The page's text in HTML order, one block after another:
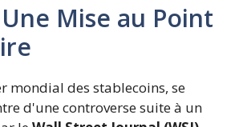
Mise au Point
mondial des stablecoins, se
d'une controverse suite à un